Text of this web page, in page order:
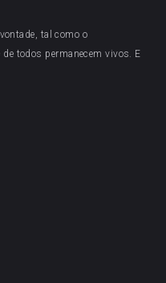
tal como o
todos permanecem vivos. E